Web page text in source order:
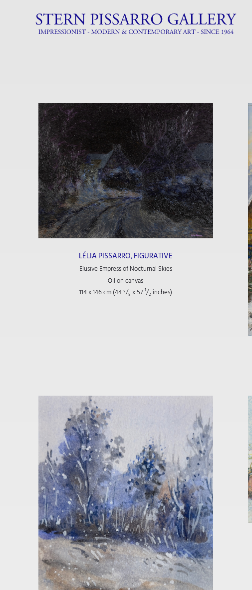
LÉLIA PISSARRO, FIGURATIVE
Elusive Empress of Nocturnal Skies
Oil on canvas
114 x 146 cm (44⁷/₈ x 57¹/₂ inches)